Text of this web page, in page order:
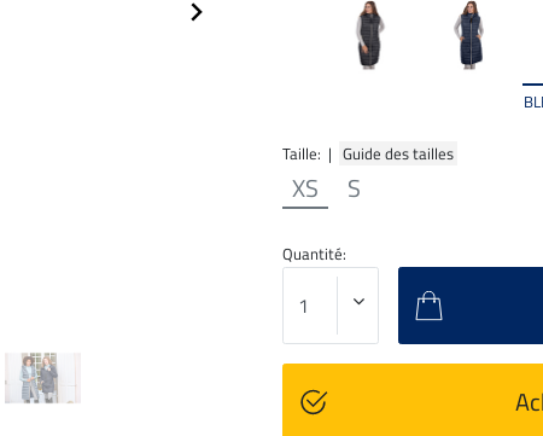
Taille: | Guide des tailles
XS S
Quantité: